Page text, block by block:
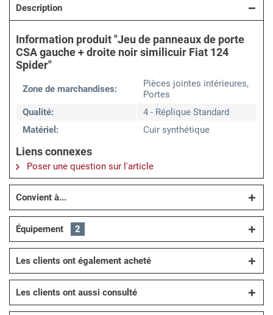
Description
Information produit "Jeu de panneaux de porte
CSA gauche + droite noir similicuir Fiat 124
Spider"
Zone de marchandises:
Pièces jointes intérieures,
Portes
Qualité:
4 - Réplique Standard
Matériel:
Cuir synthétique
Liens connexes
Poser une question sur l'article
Convient à...
Équipement 2
Les clients ont également acheté
Les clients ont aussi consulté